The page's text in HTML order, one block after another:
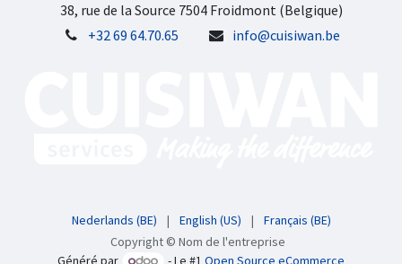
38, rue de la Source 7504 Froidmont (Belgique)
+32 69 64.70.65
info@cuisiwan.be
Copyright © Nom de l'entreprise
Nederlands (BE) | English (US) | Français (BE)
Généré par - Le #1 Open Source eCommerce